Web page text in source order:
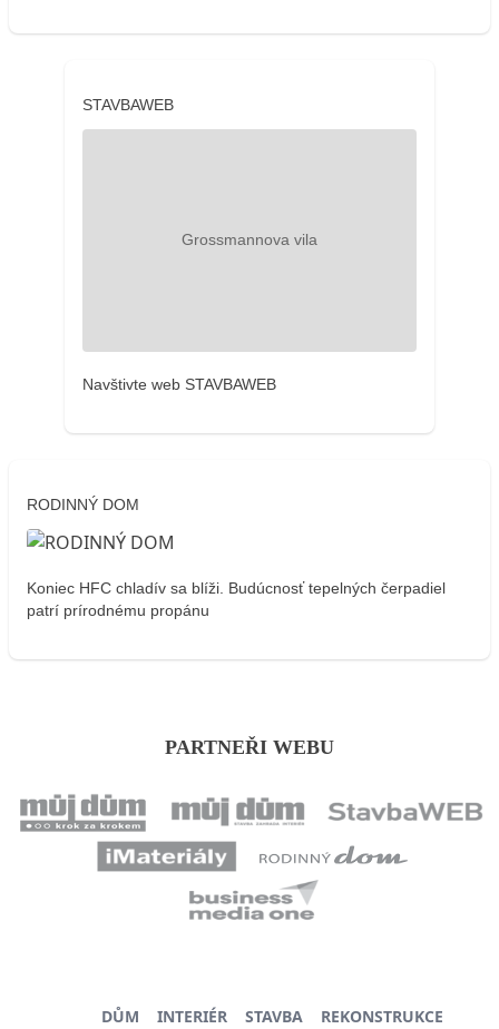
STAVBAWEB
Navštivte web STAVBAWEB
RODINNÝ DOM
Koniec HFC chladív sa blíži. Budúcnosť tepelných čerpadiel
patrí prírodnému propánu
PARTNEŘI WEBU
DŮM INTERIÉR STAVBA
REKONSTRUKCE